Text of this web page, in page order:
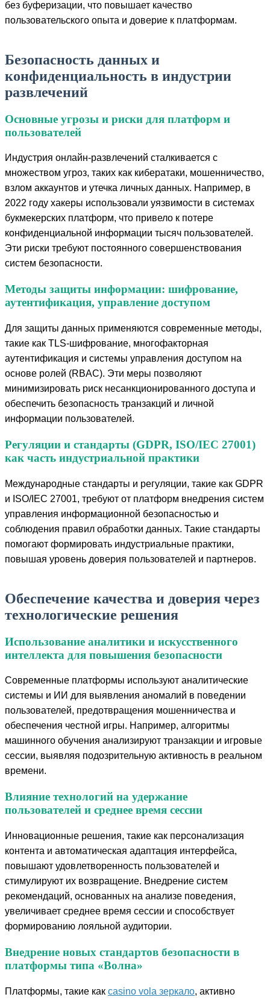
без буферизации, что повышает качество
пользовательского опыта и доверие к платформам.
Безопасность данных и
конфиденциальность в индустрии
развлечений
Основные угрозы и риски для платформ и
пользователей
Индустрия онлайн-развлечений сталкивается с
множеством угроз, таких как кибератаки, мошенничество,
взлом аккаунтов и утечка личных данных. Например, в
2022 году хакеры использовали уязвимости в системах
букмекерских платформ, что привело к потере
конфиденциальной информации тысяч пользователей.
Эти риски требуют постоянного совершенствования
систем безопасности.
Методы защиты информации: шифрование,
аутентификация, управление доступом
Для защиты данных применяются современные методы,
такие как TLS-шифрование, многофакторная
аутентификация и системы управления доступом на
основе ролей (RBAC). Эти меры позволяют
минимизировать риск несанкционированного доступа и
обеспечить безопасность транзакций и личной
информации пользователей.
Регуляции и стандарты (GDPR, ISO/IEC 27001)
как часть индустриальной практики
Международные стандарты и регуляции, такие как GDPR
и ISO/IEC 27001, требуют от платформ внедрения систем
управления информационной безопасностью и
соблюдения правил обработки данных. Такие стандарты
помогают формировать индустриальные практики,
повышая уровень доверия пользователей и партнеров.
Обеспечение качества и доверия через
технологические решения
Использование аналитики и искусственного
интеллекта для повышения безопасности
Современные платформы используют аналитические
системы и ИИ для выявления аномалий в поведении
пользователей, предотвращения мошенничества и
обеспечения честной игры. Например, алгоритмы
машинного обучения анализируют транзакции и игровые
сессии, выявляя подозрительную активность в реальном
времени.
Влияние технологий на удержание
пользователей и среднее время сессии
Инновационные решения, такие как персонализация
контента и автоматическая адаптация интерфейса,
повышают удовлетворенность пользователей и
стимулируют их возвращение. Внедрение систем
рекомендаций, основанных на анализе поведения,
увеличивает среднее время сессии и способствует
формированию лояльной аудитории.
Внедрение новых стандартов безопасности в
платформы типа «Волна»
Платформы, такие как casino vola зеркало, активно